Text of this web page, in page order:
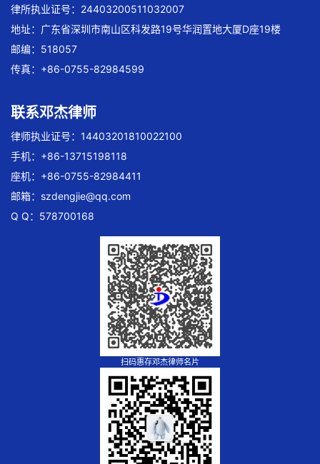
律所执业证号：24403200511032007
地址：广东省深圳市南山区科发路19号华润置地大厦D座19楼
邮编：518057
传真：+86-0755-82984599
联系邓杰律师
律师执业证号：14403201810022100
手机：+86-13715198118
座机：+86-0755-82984411
邮箱： szdengjie@qq.com
Q Q：578700168
扫码惠存邓杰律师名片